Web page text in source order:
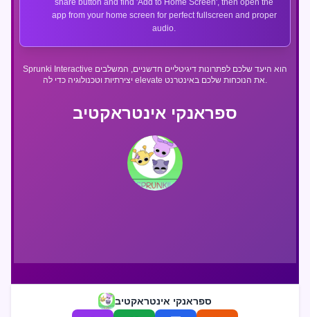
ספראנקי אינטראקטיב
Sprunki Interactive הוא היעד שלכם לפתרונות דיגיטליים חדשניים, המשלבים
יצירתיות וטכנולוגיה כדי לה elevate את הנוכחות שלכם באינטרנט.
share button and find 'Add to Home Screen', then open the
app from your home screen for perfect fullscreen and proper
audio.
ספראנקי אינטראקטיב